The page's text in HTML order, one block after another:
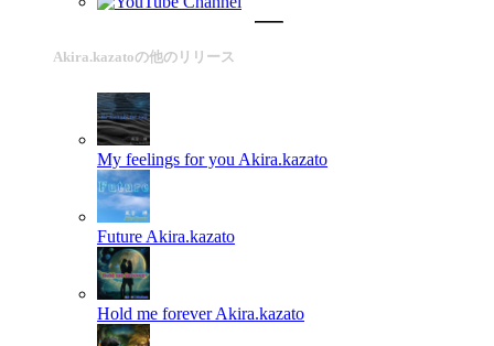
Akira.kazatoの他のリリース
My feelings for you Akira.kazato
Future Akira.kazato
Hold me forever Akira.kazato